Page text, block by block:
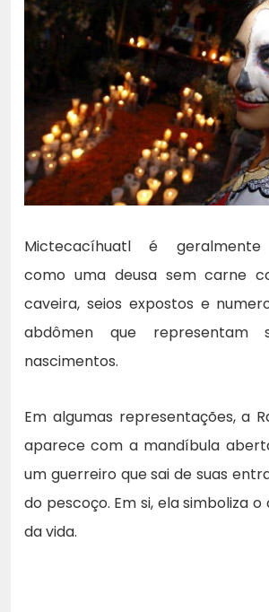
Mictecacíhuatl é geralmente
como uma deusa sem carne
caveira, seios expostos e
abdômen que representam
nascimentos.
Em algumas representações, a
aparece com a mandíbula
um guerreiro que sai de suas
do pescoço. Em si, ela simboliza
da vida.